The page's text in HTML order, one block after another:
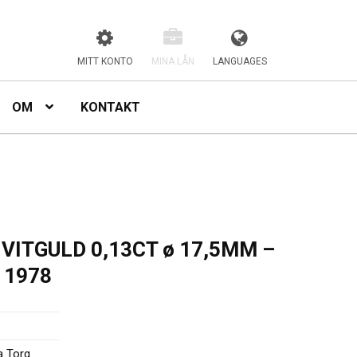
MITT KONTO MINA LÅN LANGUAGES
OM KONTAKT
0,13CT ø 17,5MM –
1978
Torg